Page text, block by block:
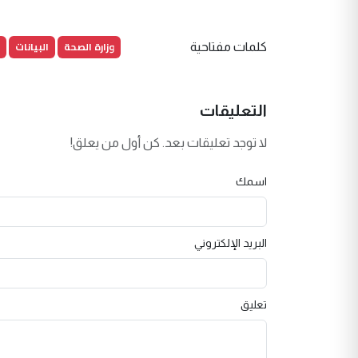
كلمات مفتاحية وزارة الصحة البيانات
التعليقات
لا توجد تعليقات بعد. كن أول من يعلق!
اسمك
البريد الإلكتروني
تعليق